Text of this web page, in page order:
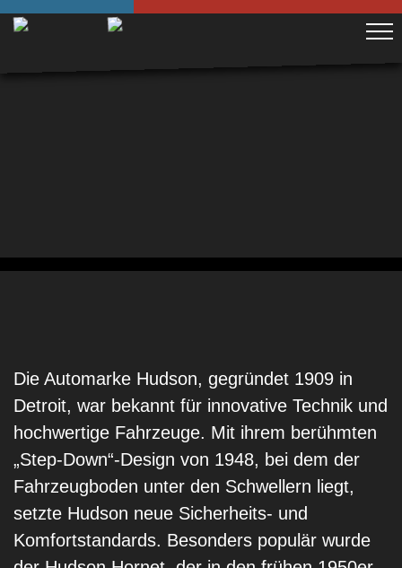
Die Automarke Hudson, gegründet 1909 in
Detroit, war bekannt für innovative Technik und
hochwertige Fahrzeuge. Mit ihrem berühmten
„Step-Down“-Design von 1948, bei dem der
Fahrzeugboden unter den Schwellern liegt,
setzte Hudson neue Sicherheits- und
Komfortstandards. Besonders populär wurde